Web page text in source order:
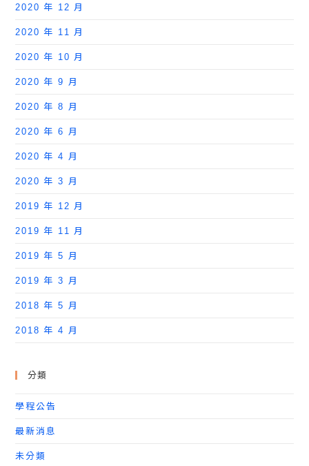
2020 年 12 月
2020 年 11 月
2020 年 10 月
2020 年 9 月
2020 年 8 月
2020 年 6 月
2020 年 4 月
2020 年 3 月
2019 年 12 月
2019 年 11 月
2019 年 5 月
2019 年 3 月
2018 年 5 月
2018 年 4 月
分類
學程公告
最新消息
未分類